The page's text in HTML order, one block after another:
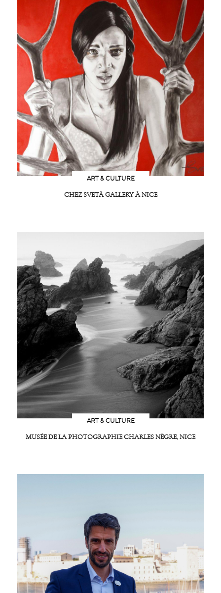
ART & CULTURE
CHEZ SVETÀ GALLERY À NICE
ART & CULTURE
MUSÉE DE LA PHOTOGRAPHIE CHARLES NÈGRE, NICE